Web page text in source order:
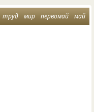
труд мир первомай май